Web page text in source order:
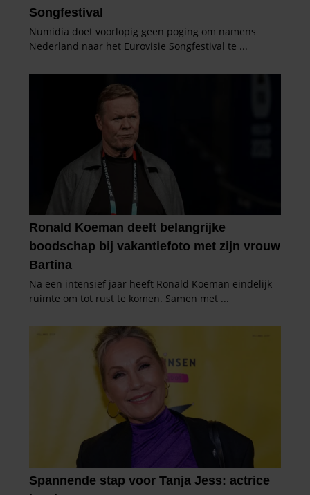
informatie over uw gebruik van onze site met onze
partners voor social media, adverteren en analyse. Deze
partners kunnen deze gegevens combineren met andere
informatie die u aan ze heeft verstrekt of die ze hebben
verzameld op basis van uw gebruik van hun services. U
gaat akkoord met onze cookies als u onze website blijft